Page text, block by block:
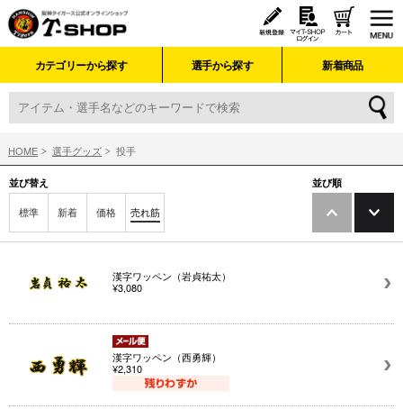
カテゴリーから探す 選手から探す 新着商品
HOME 選手グッズ 投手
並び替え
標準 新着 価格 売れ筋
並び順
漢字ワッペン（岩貞祐太）
¥3,080
漢字ワッペン（西勇輝）
¥2,310